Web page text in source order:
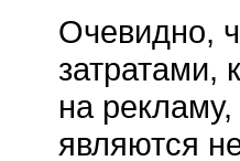
Очевидно,
затратами,
на
являются